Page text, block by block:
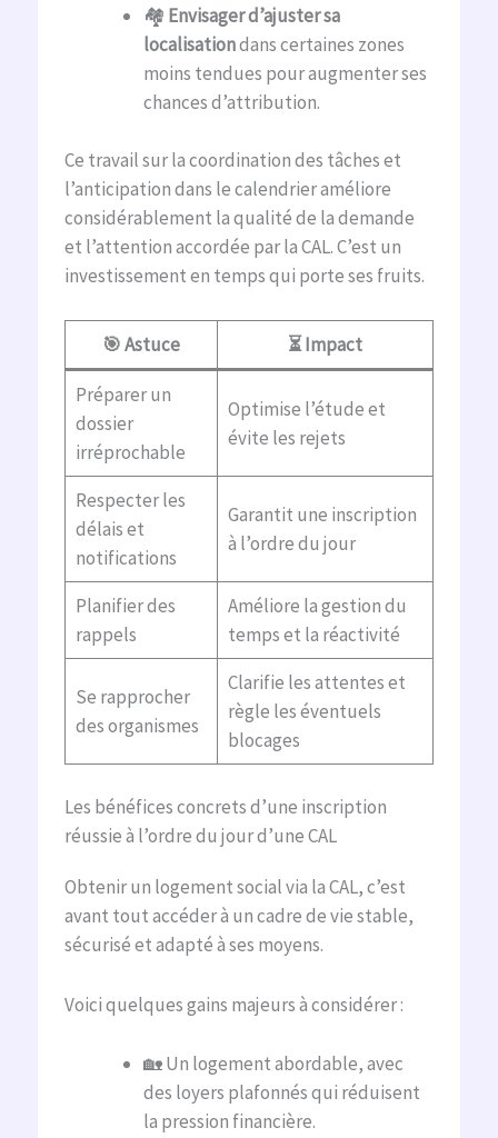
🏘 Envisager d’ajuster sa
localisationdans certaines zones
moins tendues pour augmenter ses
chances d’attribution.
Ce travail sur la coordination des tâches et
l’anticipation dans le calendrier améliore
considérablement la qualité de la demande
et l’attention accordée par la CAL. C’est un
investissement en temps qui porte ses fruits.
🎯 Astuce ⏳ Impact
Préparer un
dossier
irréprochable
Optimise l’étude et
évite les rejets
Respecter les
délais et
notifications
Garantit une inscription
à l’ordre du jour
Planifier des
rappels
Améliore la gestion du
temps et la réactivité
Se rapprocher
des organismes
Clarifie les attentes et
règle les éventuels
blocages
Les bénéfices concrets d’une inscription
réussie à l’ordre du jour d’une CAL
Obtenir un logement social via la CAL, c’est
avant tout accéder à un cadre de vie stable,
sécurisé et adapté à ses moyens.
Voici quelques gains majeurs à considérer :
🏡 Un logement abordable, avec
des loyers plafonnés qui réduisent
la pression financière.